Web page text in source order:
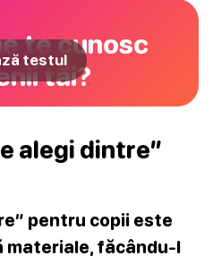
te cunosc
tăi?
testul
alegi dintre”
pentru copii este
materiale, făcându-l